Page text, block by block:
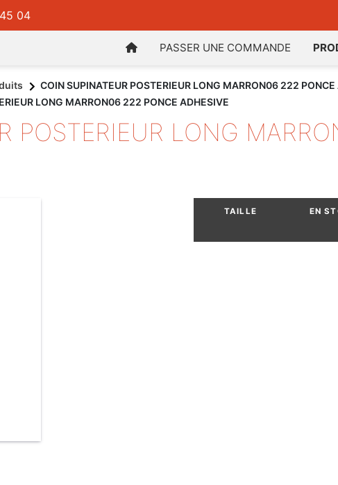
04
PASSER UNE COMMANDE
COIN SUPINATEUR POSTERIEUR LONG MARRON06 222 PONCE
LONG MARRON06 222 PONCE ADHESIVE
POSTERIEUR LONG
TAILLE EN